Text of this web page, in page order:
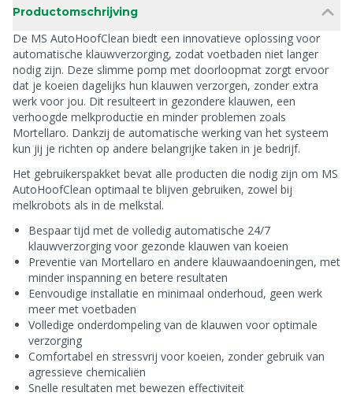
Productomschrijving
De MS AutoHoofClean biedt een innovatieve oplossing voor
automatische klauwverzorging, zodat voetbaden niet langer
nodig zijn. Deze slimme pomp met doorloopmat zorgt ervoor
dat je koeien dagelijks hun klauwen verzorgen, zonder extra
werk voor jou. Dit resulteert in gezondere klauwen, een
verhoogde melkproductie en minder problemen zoals
Mortellaro. Dankzij de automatische werking van het systeem
kun jij je richten op andere belangrijke taken in je bedrijf.
Het gebruikerspakket bevat alle producten die nodig zijn om MS
AutoHoofClean optimaal te blijven gebruiken, zowel bij
melkrobots als in de melkstal.
Bespaar tijd met de volledig automatische 24/7
klauwverzorging voor gezonde klauwen van koeien
Preventie van Mortellaro en andere klauwaandoeningen, met
minder inspanning en betere resultaten
Eenvoudige installatie en minimaal onderhoud, geen werk
meer met voetbaden
Volledige onderdompeling van de klauwen voor optimale
verzorging
Comfortabel en stressvrij voor koeien, zonder gebruik van
agressieve chemicaliën
Snelle resultaten met bewezen effectiviteit